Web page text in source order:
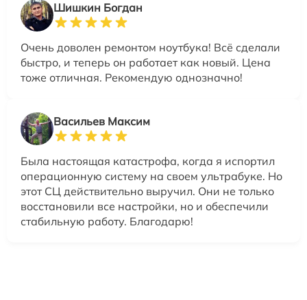
Шишкин Богдан
Очень доволен ремонтом ноутбука! Всё сделали
быстро, и теперь он работает как новый. Цена
тоже отличная. Рекомендую однозначно!
Васильев Максим
Была настоящая катастрофа, когда я испортил
операционную систему на своем ультрабуке. Но
этот СЦ действительно выручил. Они не только
восстановили все настройки, но и обеспечили
стабильную работу. Благодарю!